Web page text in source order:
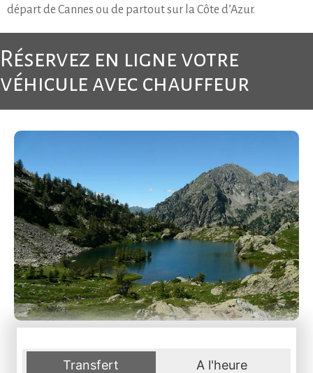
départ de Cannes ou de partout sur la Côte d’Azur.
Réservez en ligne votre
véhicule avec chauffeur
Transfert A l'heure